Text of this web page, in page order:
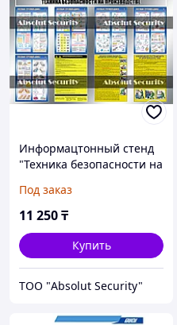
Информацтонный стенд
"Техника безопасности на
Под заказ
11 250₸
Купить
ТОО "Absolut Security"